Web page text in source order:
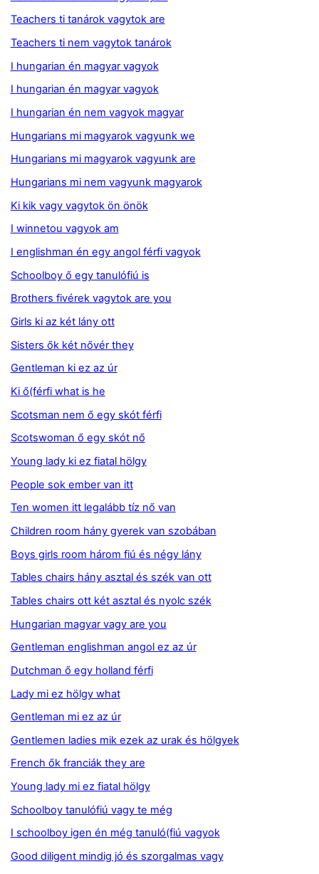
Teachers ti tanárok vagytok are
Teachers ti nem vagytok tanárok
I hungarian én magyar vagyok
I hungarian én magyar vagyok
I hungarian én nem vagyok magyar
Hungarians mi magyarok vagyunk we
Hungarians mi magyarok vagyunk are
Hungarians mi nem vagyunk magyarok
Ki kik vagy vagytok ön önök
I winnetou vagyok am
I englishman én egy angol férfi vagyok
Schoolboy ő egy tanulófiú is
Brothers fivérek vagytok are you
Girls ki az két lány ott
Sisters ők két nővér they
Gentleman ki ez az úr
Ki ő(férfi what is he
Scotsman nem ő egy skót férfi
Scotswoman ő egy skót nő
Young lady ki ez fiatal hölgy
People sok ember van itt
Ten women itt legalább tíz nő van
Children room hány gyerek van szobában
Boys girls room három fiú és négy lány
Tables chairs hány asztal és szék van ott
Tables chairs ott két asztal és nyolc szék
Hungarian magyar vagy are you
Gentleman englishman angol ez az úr
Dutchman ő egy holland férfi
Lady mi ez hölgy what
Gentleman mi ez az úr
Gentlemen ladies mik ezek az urak és hölgyek
French ők franciák they are
Young lady mi ez fiatal hölgy
Schoolboy tanulófiú vagy te még
I schoolboy igen én még tanuló(fiú vagyok
Good diligent mindig jó és szorgalmas vagy